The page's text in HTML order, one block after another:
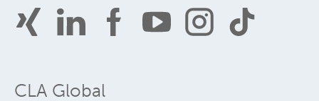
CLA Global